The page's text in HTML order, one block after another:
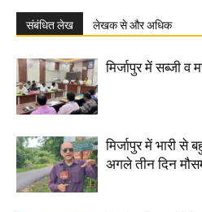
संबंधित लेख लेखक से और अधिक
मिर्जापुर में सब्जी व
मिर्जापुर में भारी से
अगले तीन दिन